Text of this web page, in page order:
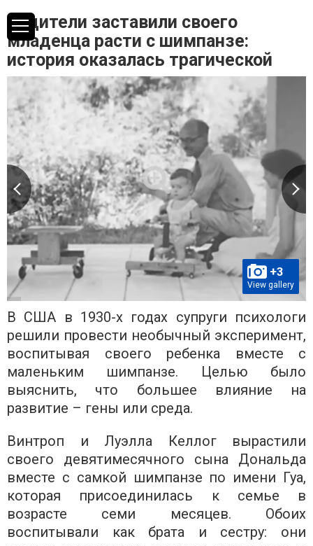
Родители заставили своего
младенца расти с шимпанзе:
история оказалась трагической
+3
View gallery
В США в 1930-х годах супруги психологи
решили провести необычный эксперимент,
воспитывая своего ребенка вместе с
маленьким шимпанзе. Целью было
выяснить, что большее влияние на
развитие – гены или среда.
Винтроп и Луэлла Келлог вырастили
своего девятимесячного сына Дональда
вместе с самкой шимпанзе по имени Гуа,
которая присоединилась к семье в
возрасте семи месяцев. Обоих
воспитывали как брата и сестру: они